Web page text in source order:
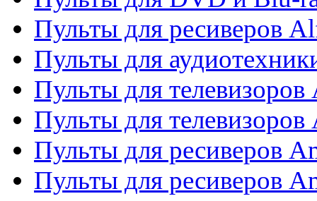
Пульты для ресиверов
Пульты для
Пульты для
Пульты для
Пульты для ресиверов
Пульты для ресиверов